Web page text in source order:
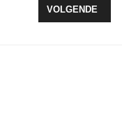
PARTNERS VOOR
VOLGENDE
VOLGENDE